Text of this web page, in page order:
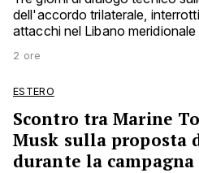
dell'accordo trilaterale,
attacchi nel Libano meridionale
2 ore
ESTERO
Scontro tra Marine
Musk sulla proposta
durante la campagna